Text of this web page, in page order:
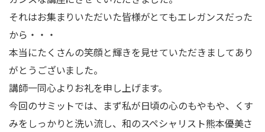
それはお集まりいただいた皆様がとてもエレガンスだった
から・・・
本当にたくさんの笑顔と輝きを見せていただきましてあり
がとうございました。
講師一同心よりお礼を申し上げます。
今回のサミットでは、まず私が日頃の心のもやもや、くす
みをしっかりと洗い流し、和のスペシャリスト熊本優美さ